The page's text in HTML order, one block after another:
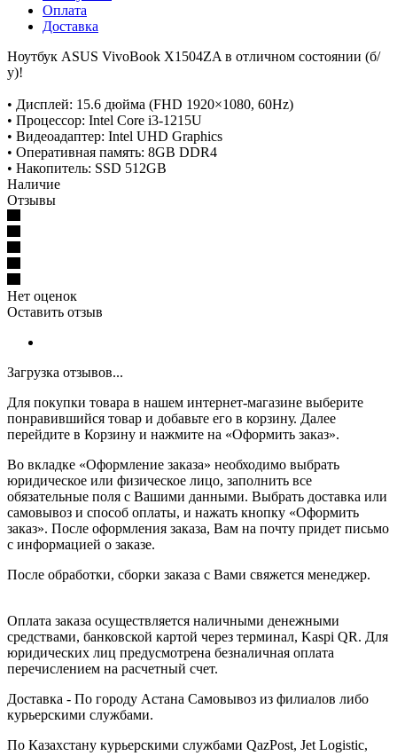
Оплата
Доставка
Ноутбук ASUS VivoBook X1504ZA в отличном состоянии (б/
у)!
• Дисплей: 15.6 дюйма (FHD 1920×1080, 60Hz)
• Процессор: Intel Core i3-1215U
• Видеоадаптер: Intel UHD Graphics
• Оперативная память: 8GB DDR4
• Накопитель: SSD 512GB
Наличие
Отзывы
Нет оценок
Оставить отзыв
Загрузка отзывов...
Для покупки товара в нашем интернет-магазине выберите
понравившийся товар и добавьте его в корзину. Далее
перейдите в Корзину и нажмите на «Оформить заказ».
Во вкладке «Оформление заказа» необходимо выбрать
юридическое или физическое лицо, заполнить все
обязательные поля с Вашими данными. Выбрать доставка или
самовывоз и способ оплаты, и нажать кнопку «Оформить
заказ». После оформления заказа, Вам на почту придет письмо
с информацией о заказе.
После обработки, сборки заказа с Вами свяжется менеджер.
Оплата заказа осуществляется наличными денежными
средствами, банковской картой через терминал, Kaspi QR. Для
юридических лиц предусмотрена безналичная оплата
перечислением на расчетный счет.
Доставка - По городу Астана Самовывоз из филиалов либо
курьерскими службами.
По Казахстану курьерскими службами QazPost, Jet Logistic,